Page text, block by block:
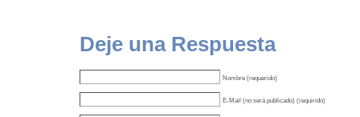
Deje una Respuesta
Nombre (requerido)
E-Mail (no será publicado) (requirido)